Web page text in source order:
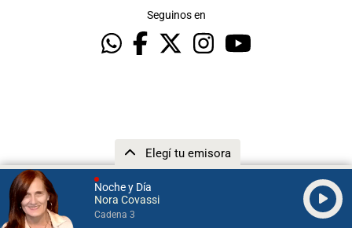
Noche y Día
Nora Covassi
Cadena 3
Elegí tu emisora
Seguinos en